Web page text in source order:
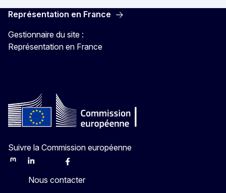
Représentation en France
Gestionnaire du site :
Représentation en France
Suivre la Commission européenne
MastodonLinkedInBlueskyFacebook
Nous contacter